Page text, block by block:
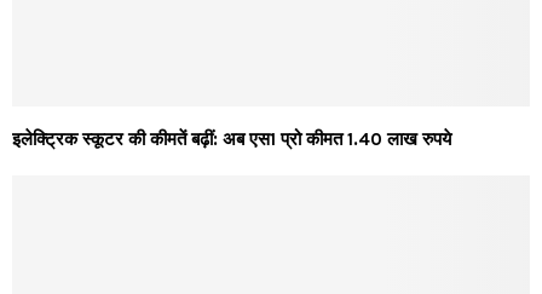
इलेक्ट्रिक स्कूटर की कीमतें बढ़ीं: अब एस1 प्रो कीमत 1.40 लाख रुपये